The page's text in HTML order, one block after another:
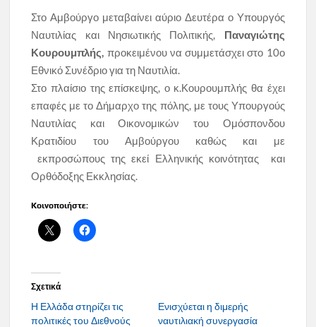
Στο Αμβούργο μεταβαίνει αύριο Δευτέρα ο Υπουργός
Ναυτιλίας και Νησιωτικής Πολιτικής, Παναγιώτης
Κουρουμπλής, προκειμένου να συμμετάσχει στο 10ο
Εθνικό Συνέδριο για τη Ναυτιλία.
Στο πλαίσιο της επίσκεψης, ο κ.Κουρουμπλής θα έχει
επαφές με το Δήμαρχο της πόλης, με τους Υπουργούς
Ναυτιλίας και Οικονομικών του Ομόσπονδου
Κρατιδίου του Αμβούργου καθώς και με
εκπροσώπους της εκεί Ελληνικής κοινότητας και
Ορθόδοξης Εκκλησίας.
Κοινοποιήστε:
Σχετικά
Η Ελλάδα στηρίζει τις
πολιτικές του Διεθνούς
Ενισχύεται η διμερής
ναυτιλιακή συνεργασία